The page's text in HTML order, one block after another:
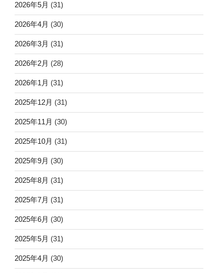
2026年5月 (31)
2026年4月 (30)
2026年3月 (31)
2026年2月 (28)
2026年1月 (31)
2025年12月 (31)
2025年11月 (30)
2025年10月 (31)
2025年9月 (30)
2025年8月 (31)
2025年7月 (31)
2025年6月 (30)
2025年5月 (31)
2025年4月 (30)